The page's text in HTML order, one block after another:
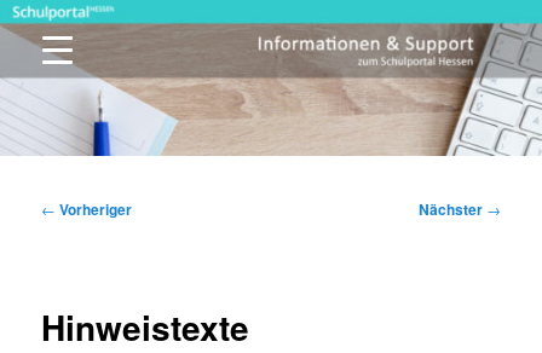
Zum
primären
springenSchulportal Hessen
Beitragsnavigation
← Vorheriger Nächster →
Hinweistexte